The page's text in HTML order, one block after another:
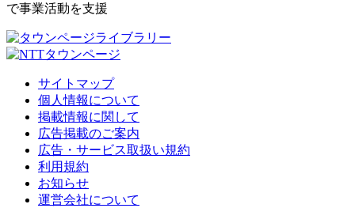
で事業活動を支援
サイトマップ
個人情報について
掲載情報に関して
広告掲載のご案内
広告・サービス取扱い規約
利用規約
お知らせ
運営会社について